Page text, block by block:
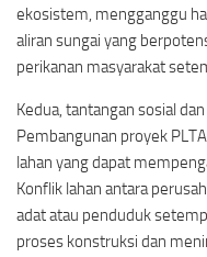
ekosistem, mengganggu
aliran sungai yang
perikanan masyarakat
Kedua, tantangan sosial
Pembangunan proyek
lahan yang dapat
Konflik lahan antara
adat atau penduduk
proses konstruksi dan